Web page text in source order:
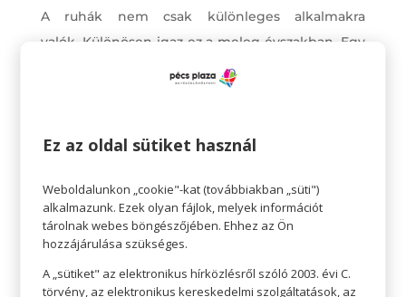
A ruhák nem csak különleges alkalmakra
valók. Különösen igaz ez a meleg évszakban. Egy
kényelmes, lenge nyári ruha remek választás
azokra a napokra, amikor nem tudjuk, mit
ujjatlan maxiruhát vagy hosszú szoknyát. A
Ez az oldal sütiket használ
Weboldalunkon „cookie"-kat (továbbiakban „süti")
alkalmazunk. Ezek olyan fájlok, melyek információt
tárolnak webes böngészőjében. Ehhez az Ön
hozzájárulása szükséges.
A „sütiket" az elektronikus hírközlésről szóló 2003. évi C.
törvény, az elektronikus kereskedelmi szolgáltatások, az